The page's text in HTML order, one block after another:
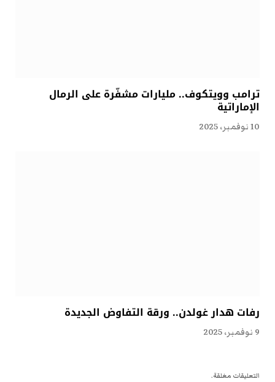
ترامب وويتكوف.. مليارات مشفّرة على الرمال
الإماراتية
10 نوفمبر، 2025
رفات هدار غولدن.. ورقة التفاوض الجديدة
9 نوفمبر، 2025
التعليقات مغلقة.